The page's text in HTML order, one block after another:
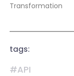
Transformation
tags:
#API